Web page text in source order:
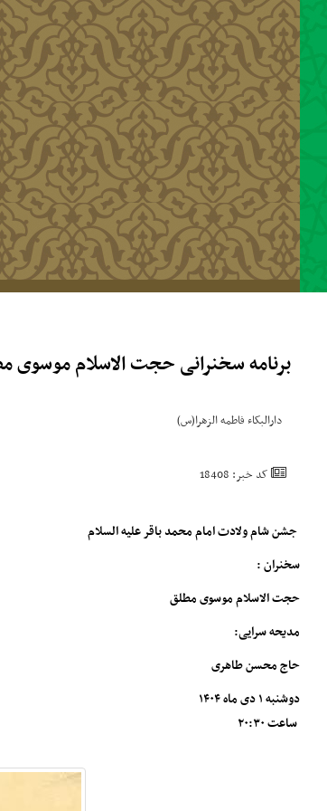
رفتن به محتوای اصلی
برنامه سخنرانی حجت الاسلام موسوی
دارالبکاء فاطمه الزهرا(س)
کد خبر: 18408
جشن شام ولادت امام محمد باقر علیه السلام
سخنران :
حجت الاسلام موسوی مطلق
مدیحه سرایی:
حاج محسن طاهری
دوشنبه ۱ دی ماه ۱۴۰۴
ساعت ۲۰:۳۰